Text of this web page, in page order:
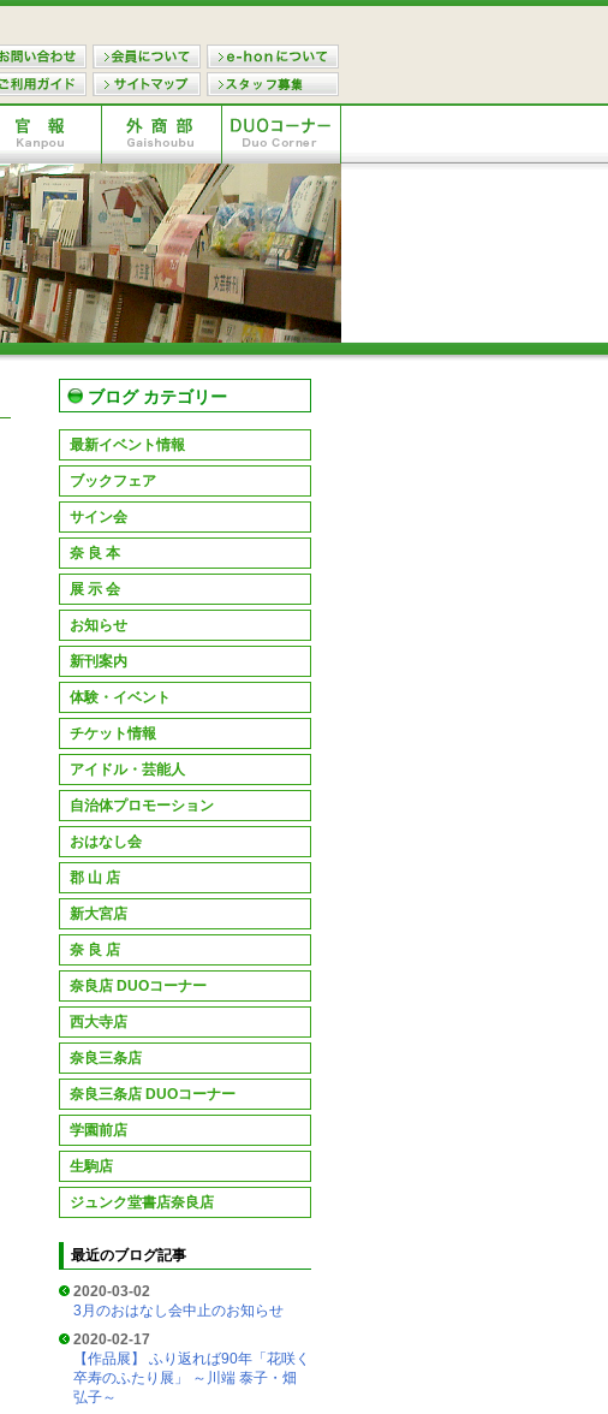
ブログ カテゴリー
最新イベント情報
ブックフェア
サイン会
奈 良 本
展 示 会
お知らせ
新刊案内
体験・イベント
チケット情報
アイドル・芸能人
自治体プロモーション
おはなし会
郡 山 店
新大宮店
奈 良 店
奈良店 DUOコーナー
西大寺店
奈良三条店
奈良三条店 DUOコーナー
学園前店
生駒店
ジュンク堂書店奈良店
最近のブログ記事
2020-03-02
3月のおはなし会中止のお知らせ
2020-02-17
【作品展】 ふり返れば90年「花咲く
卒寿のふたり展」 ～川端 泰子・畑
弘子～